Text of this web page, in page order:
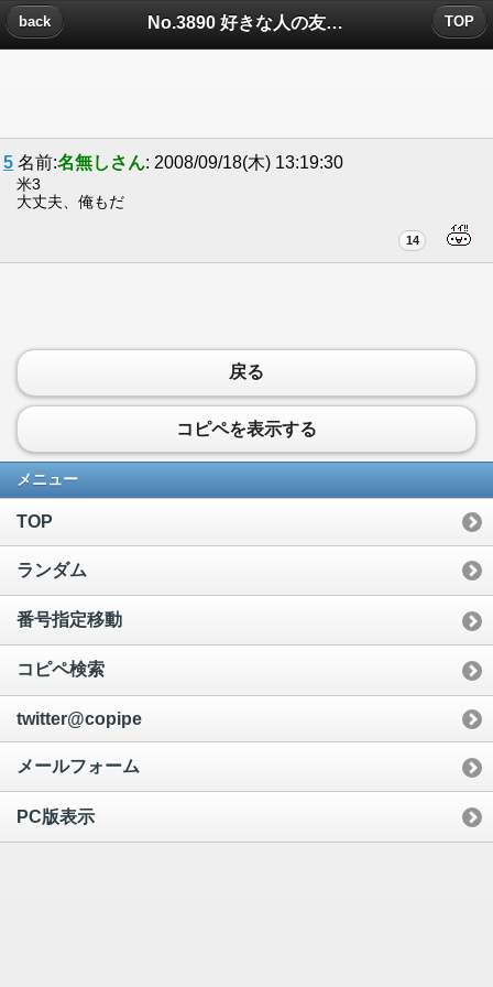
No.3890 好きな人の友達についたコメント
back TOP
5 名前:名無しさん: 2008/09/18(木) 13:19:30
米3
大丈夫、俺もだ
14
戻る
コピペを表示する
メニュー
TOP
ランダム
番号指定移動
コピペ検索
twitter@copipe
メールフォーム
PC版表示